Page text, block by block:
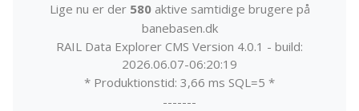
Lige nu er der 580aktive samtidige brugere på
banebasen.dk
RAIL Data Explorer CMS Version 4.0.1 - build:
2026.06.07-06:20:19
* Produktionstid: 3,66 ms SQL=5 *
-------